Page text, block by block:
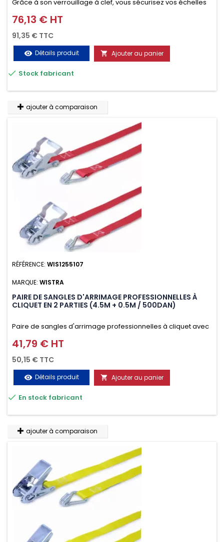
Grâce à son verrouillage à clef, vous sécurisez vos échelles
d'un seul geste aussi bien contre le vol que pendant le
transport. Référence vendue par paire.
Prix
76,13 € HT
91,35 € TTC
visibility Détails produit  Ajouter au panier
 Stock fabricant
ajouter à comparaison
RÉFÉRENCE: WIS1255107
MARQUE: WISTRA
PAIRE DE SANGLES D'ARRIMAGE PROFESSIONNELLES À
CLIQUET EN 2 PARTIES (4.5M + 0.5M / 500DAN)
Paire de sangles d'arrimage professionnelles à cliquet avec
crochet en 2 parties (4.5M + 0.5M / 500daN), simple et rapide
d'utilisation. Permet d'arrimer et de sécuriser vos
chargements pendant le transport. Matière polyester très
résistante aux UV et aux variations de températures,
n'absorbe pas l'eau.
Prix
41,79 € HT
50,15 € TTC
visibility Détails produit  Ajouter au panier
 En stock fabricant
ajouter à comparaison